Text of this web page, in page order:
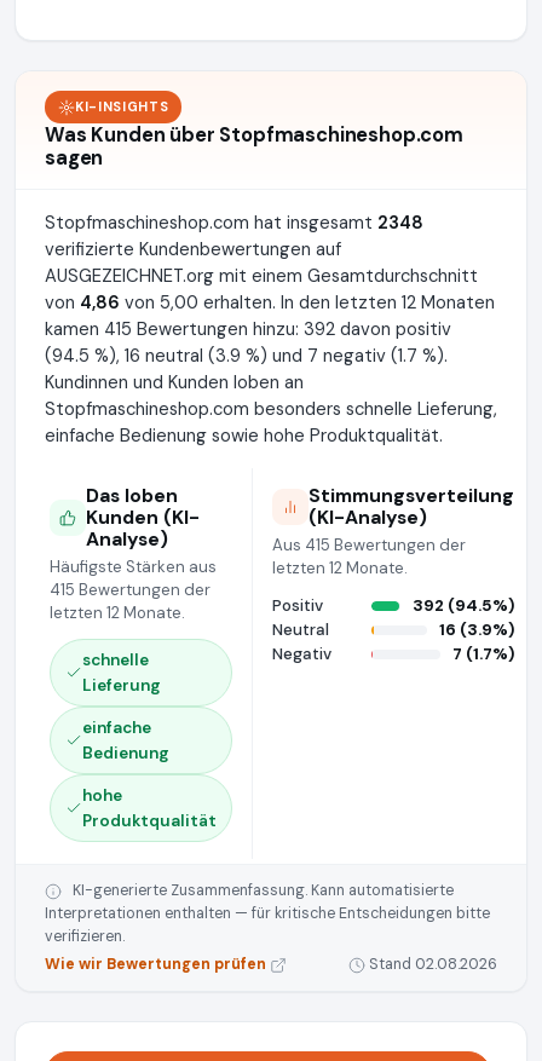
KI-INSIGHTS
Was Kunden über Stopfmaschineshop.com
sagen
Stopfmaschineshop.com hat insgesamt 2348
verifizierte Kundenbewertungen auf
AUSGEZEICHNET.org mit einem Gesamtdurchschnitt
von 4,86 von 5,00 erhalten. In den letzten 12 Monaten
kamen 415 Bewertungen hinzu: 392 davon positiv
(94.5 %), 16 neutral (3.9 %) und 7 negativ (1.7 %).
Kundinnen und Kunden loben an
Stopfmaschineshop.com besonders schnelle Lieferung,
einfache Bedienung sowie hohe Produktqualität.
Das loben
Kunden (KI-
Analyse)
Häufigste Stärken aus
415 Bewertungen der
letzten 12 Monate.
schnelle
Lieferung
einfache
Bedienung
hohe
Produktqualität
Stimmungsverteilung
(KI-Analyse)
Aus 415 Bewertungen der
letzten 12 Monate.
Positiv
392 (94.5%)
Neutral
16 (3.9%)
Negativ
7 (1.7%)
KI-generierte Zusammenfassung. Kann automatisierte
Interpretationen enthalten — für kritische Entscheidungen bitte
verifizieren.
Wie wir Bewertungen prüfen
Stand 02.08.2026